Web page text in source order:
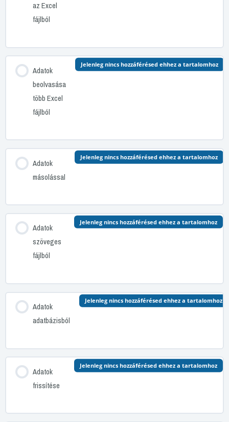
az Excel
fájlból
Adatok
beolvasása
több Excel
fájlból
Jelenleg nincs hozzáférésed ehhez a tartalomhoz
Adatok
másolással
Jelenleg nincs hozzáférésed ehhez a tartalomhoz
Adatok
szöveges
fájlból
Jelenleg nincs hozzáférésed ehhez a tartalomhoz
Adatok
adatbázisból
Jelenleg nincs hozzáférésed ehhez a tartalomhoz
Adatok
frissítése
Jelenleg nincs hozzáférésed ehhez a tartalomhoz